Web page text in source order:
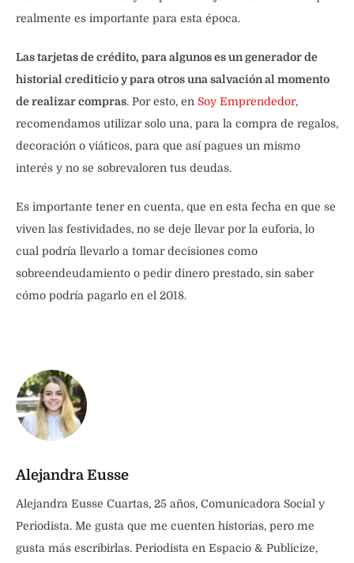
realmente es importante para esta época.
Las tarjetas de crédito, para algunos es un generador de
historial crediticio y para otros una salvación al momento
de realizar compras. Por esto, en Soy Emprendedor,
recomendamos utilizar solo una, para la compra de regalos,
decoración o viáticos, para que así pagues un mismo
interés y no se sobrevaloren tus deudas.
Es importante tener en cuenta, que en esta fecha en que se
viven las festividades, no se deje llevar por la euforia, lo
cual podría llevarlo a tomar decisiones como
sobreendeudamiento o pedir dinero prestado, sin saber
cómo podría pagarlo en el 2018.
Alejandra Eusse
Alejandra Eusse Cuartas, 25 años, Comunicadora Social y
Periodista. Me gusta que me cuenten historias, pero me
gusta más escribirlas. Periodista en Espacio & Publicize,